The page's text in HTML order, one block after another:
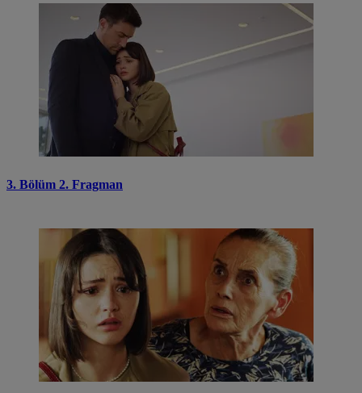
3. Bölüm 2. Fragman